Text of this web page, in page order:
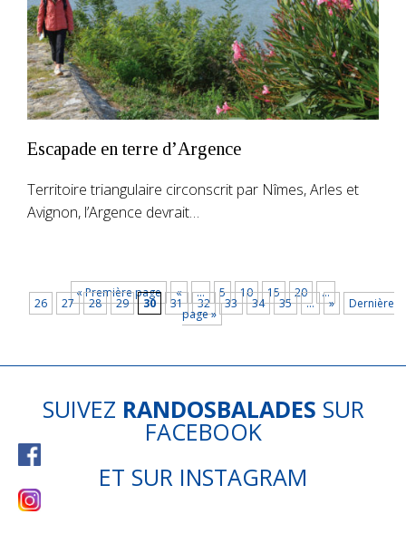
Escapade en terre d’Argence
Territoire triangulaire circonscrit par Nîmes, Arles et
Avignon, l’Argence devrait…
« Première page « … 5 10 15 20 …
26 27 28 29 30 31 32 33 34 35 … » Dernière
page »
SUIVEZ RANDOSBALADES SUR
FACEBOOK
ET SUR INSTAGRAM